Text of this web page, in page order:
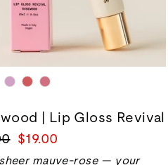
| Lip Gloss Revival
Precio
de
$19.00
mauve-rose — your